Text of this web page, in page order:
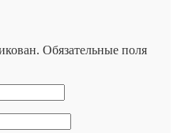
Обязательные поля